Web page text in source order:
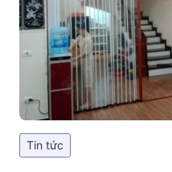
Tin tức